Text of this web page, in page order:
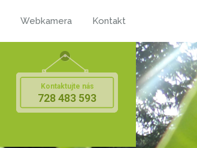
Webkamera Kontakt
Kontaktujte nás
728 483 593